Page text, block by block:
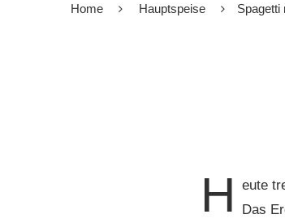
Home Hauptspeise Spagetti
H
eute
Das